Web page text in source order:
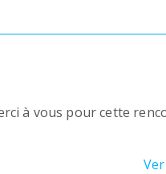
à vous pour cette